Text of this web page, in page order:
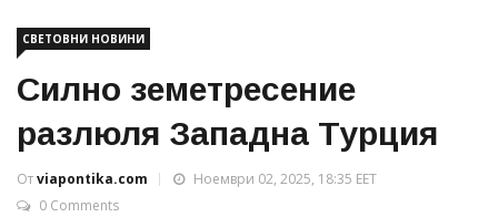
СВЕТОВНИ НОВИНИ
Силно земетресение
разлюля Западна Турция
Отviapontika.com
Ноември 02, 2025, 18:35 EET
0 Comments